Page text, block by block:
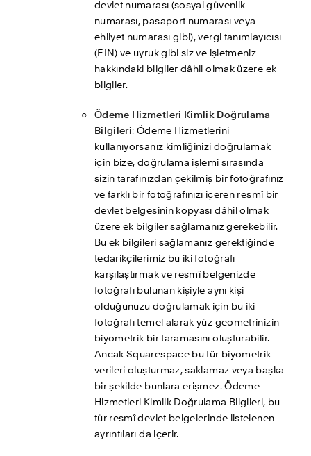
devlet numarası (sosyal güvenlik
numarası, pasaport numarası veya
ehliyet numarası gibi), vergi tanımlayıcısı
(EIN) ve uyruk gibi siz ve işletmeniz
hakkındaki bilgiler dâhil olmak üzere ek
bilgiler.
Ödeme Hizmetleri Kimlik Doğrulama
Bilgileri: Ödeme Hizmetlerini
kullanıyorsanız kimliğinizi doğrulamak
için bize, doğrulama işlemi sırasında
sizin tarafınızdan çekilmiş bir fotoğrafınız
ve farklı bir fotoğrafınızı içeren resmî bir
devlet belgesinin kopyası dâhil olmak
üzere ek bilgiler sağlamanız gerekebilir.
Bu ek bilgileri sağlamanız gerektiğinde
tedarikçilerimiz bu iki fotoğrafı
karşılaştırmak ve resmî belgenizde
fotoğrafı bulunan kişiyle aynı kişi
olduğunuzu doğrulamak için bu iki
fotoğrafı temel alarak yüz geometrinizin
biyometrik bir taramasını oluşturabilir.
Ancak Squarespace bu tür biyometrik
verileri oluşturmaz, saklamaz veya başka
bir şekilde bunlara erişmez. Ödeme
Hizmetleri Kimlik Doğrulama Bilgileri, bu
tür resmî devlet belgelerinde listelenen
ayrıntıları da içerir.